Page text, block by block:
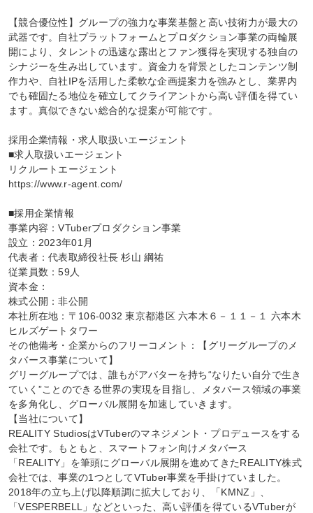
【競合優位性】グループの強力な事業基盤と高い技術力が最大の
武器です。自社プラットフォームとプロダクション事業の両輪展
開により、タレントの迅速な露出とファン獲得を実現する独自の
シナジーを生み出しています。資金力を背景としたコンテンツ制
作力や、自社IPを活用した柔軟な企画提案力を強みとし、業界内
でも確固たる地位を確立してクライアントから高い評価を得てい
ます。真似できない総合的な提案が可能です。
採用企業情報・求人取扱いエージェント
■求人取扱いエージェント
リクルートエージェント
https://www.r-agent.com/
■採用企業情報
事業内容：VTuberプロダクション事業
設立：2023年01月
代表者：代表取締役社長 杉山 綱祐
従業員数：59人
資本金：
株式公開：非公開
本社所在地：〒106-0032 東京都港区 六本木６－１１－１ 六本木
ヒルズゲートタワー
その他備考・企業からのフリーコメント：【グリーグループのメ
タバース事業について】
グリーグループでは、誰もがアバターを持ち“なりたい自分で生き
ていく”ことのできる世界の実現を目指し、メタバース領域の事業
を多角化し、グローバル展開を加速していきます。
【当社について】
REALITY StudiosはVTuberのマネジメント・プロデュースをする
会社です。もともと、スマートフォン向けメタバース
「REALITY」を筆頭にグローバル展開を進めてきたREALITY株式
会社では、事業の1つとしてVTuber事業を手掛けていました。
2018年の立ち上げ以降順調に拡大しており、「KMNZ」、
「VESPERBELL」などといった、高い評価を得ているVTuberが